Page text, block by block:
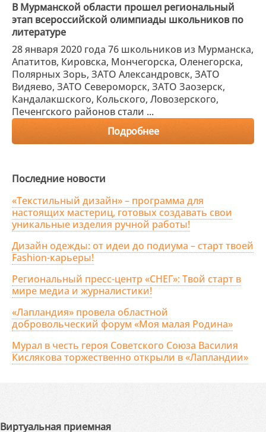
В Мурманской области прошел региональный
этап всероссийской олимпиады школьников по
литературе
28 января 2020 года 76 школьников из Мурманска,
Апатитов, Кировска, Мончегорска, Оленегорска,
Полярных Зорь, ЗАТО Александровск, ЗАТО
Видяево, ЗАТО Североморск, ЗАТО Заозерск,
Кандалакшского, Кольского, Ловозерского,
Печенгского районов стали ...
Подробнее
Последние новости
«Текстильный дизайн» – программа для
настоящих мастериц, готовых создавать свои
уникальные изделия ручной работы!
Дизайн одежды: от идеи до подиума – старт твоей
Fashion-карьеры!
Региональный пресс-центр «СНЕГ»: Твой старт в
мире медиа и журналистики!
«Лапландия» провела областной
добровольческий форум «Моя малая Родина»
Мурал в честь героя Советского Союза Василия
Кислякова торжественно открыли в «Лапландии»
Виртуальная приемная